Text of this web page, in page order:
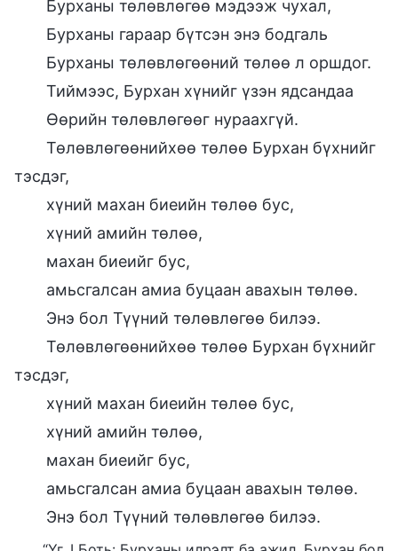
Бурханы төлөвлөгөө мэдээж чухал,
Бурханы гараар бүтсэн энэ бодгаль
Бурханы төлөвлөгөөний төлөө л оршдог.
Тиймээс, Бурхан хүнийг үзэн ядсандаа
Өөрийн төлөвлөгөөг нураахгүй.
Төлөвлөгөөнийхөө төлөө Бурхан бүхнийг
тэсдэг,
хүний махан биеийн төлөө бус,
хүний амийн төлөө,
махан биеийг бус,
амьсгалсан амиа буцаан авахын төлөө.
Энэ бол Түүний төлөвлөгөө билээ.
Төлөвлөгөөнийхөө төлөө Бурхан бүхнийг
тэсдэг,
хүний махан биеийн төлөө бус,
хүний амийн төлөө,
махан биеийг бус,
амьсгалсан амиа буцаан авахын төлөө.
Энэ бол Түүний төлөвлөгөө билээ.